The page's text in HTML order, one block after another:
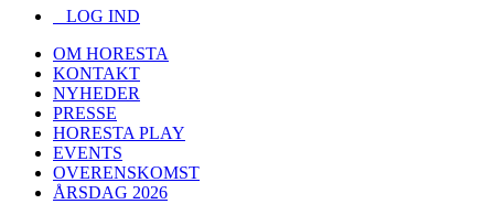
LOG IND
OM HORESTA
KONTAKT
NYHEDER
PRESSE
HORESTA PLAY
EVENTS
OVERENSKOMST
ÅRSDAG 2026